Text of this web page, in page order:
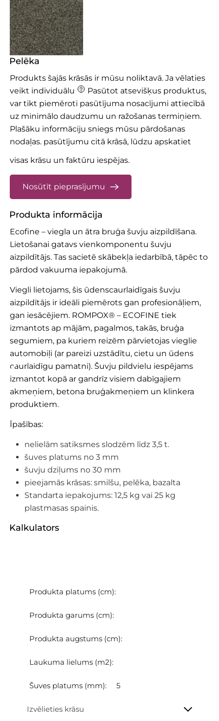
Pelēka
Produkts šajās krāsās ir mūsu noliktavā. Ja vēlaties
veikt individuālu
Pasūtot atsevišķus produktus,
var tikt piemēroti pasūtījuma nosacījumi attiecībā
uz minimālo daudzumu un ražošanas termiņiem.
Plašāku informāciju sniegs mūsu pārdošanas
nodaļas. pasūtījumu citā krāsā, lūdzu apskatiet
visas krāsu un faktūru iespējas.
Nosūtīt pieprasījumu
Produkta informācija
Ecofine – viegla un ātra bruģa šuvju aizpildīšana.
Lietošanai gatavs vienkomponentu šuvju
aizpildītājs. Tas sacietē skābekļa iedarbībā, tāpēc to
pārdod vakuuma iepakojumā.
Viegli lietojams, šis ūdenscaurlaidīgais šuvju
aizpildītājs ir ideāli piemērots gan profesionāļiem,
gan iesācējiem. ROMPOX® – ECOFINE tiek
izmantots ap mājām, pagalmos, takās, bruģa
segumiem, pa kuriem reizēm pārvietojas vieglie
automobiļi (ar pareizi uzstādītu, cietu un ūdens
caurlaidīgu pamatni). Šuvju pildvielu iespējams
izmantot kopā ar gandrīz visiem dabīgajiem
akmeņiem, betona bruģakmeņiem un klinkera
produktiem.
Īpašības:
nelielām satiksmes slodzēm līdz 3,5 t.
šuves platums no 3 mm
šuvju dziļums no 30 mm
pieejamās krāsas: smilšu, pelēka, bazalta
Standarta iepakojums: 12,5 kg vai 25 kg
plastmasas spainis.
Kalkulators
Izvēlieties krāsu